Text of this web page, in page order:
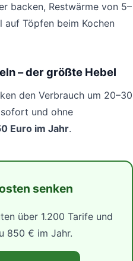
backen, Restwärme von 5–
auf Töpfen beim Kochen
– der größte Hebel
den Verbrauch um 20–30
und ohne
Euro im Jahr.
senken
über 1.200 Tarife und
850 € im Jahr.